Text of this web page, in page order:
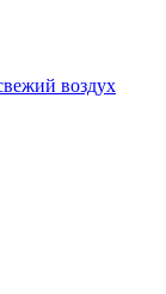
воздух